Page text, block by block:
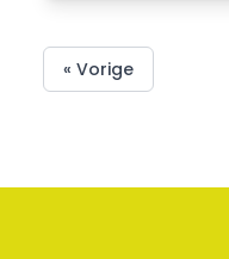
« Vorige